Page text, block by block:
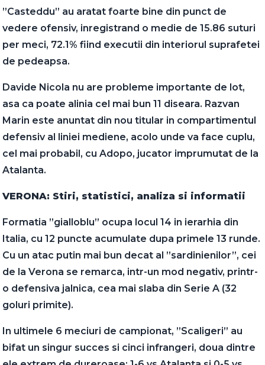
”Casteddu” au aratat foarte bine din punct de
vedere ofensiv, inregistrand o medie de 15.86 suturi
per meci, 72.1% fiind executii din interiorul suprafetei
de pedeapsa.
Davide Nicola nu are probleme importante de lot,
asa ca poate alinia cel mai bun 11 diseara. Razvan
Marin este anuntat din nou titular in compartimentul
defensiv al liniei mediene, acolo unde va face cuplu,
cel mai probabil, cu Adopo, jucator imprumutat de la
Atalanta.
VERONA: Stiri, statistici, analiza si informatii
Formatia ”gialloblu” ocupa locul 14 in ierarhia din
Italia, cu 12 puncte acumulate dupa primele 13 runde.
Cu un atac putin mai bun decat al ”sardinienilor”, cei
de la Verona se remarca, intr-un mod negativ, printr-
o defensiva jalnica, cea mai slaba din Serie A (32
goluri primite).
In ultimele 6 meciuri de campionat, ”Scaligeri” au
bifat un singur succes si cinci infrangeri, doua dintre